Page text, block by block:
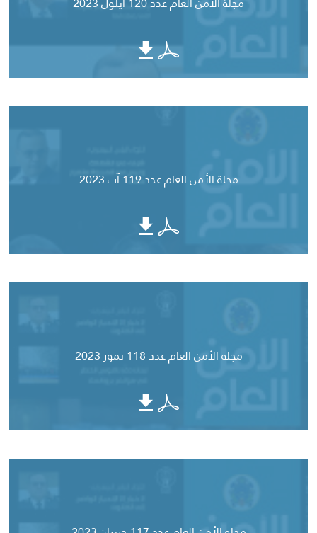
مجلة الأمن العام عدد 119 آب 2023
مجلة الأمن العام عدد 118 تموز 2023